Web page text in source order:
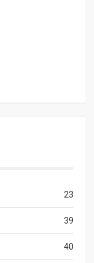
23
39
40